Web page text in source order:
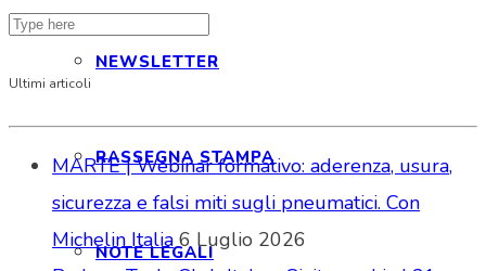
NEWSLETTER
RASSEGNA STAMPA
NOTE LEGALI
Ultimi articoli
MARTE | Webinar formativo: aderenza, usura,
sicurezza e falsi miti sugli pneumatici. Con
Michelin Italia 6 Luglio 2026